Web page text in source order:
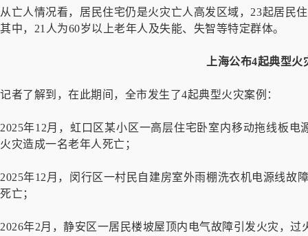
从亡人情况看，居民住宅仍是火灾亡人高发区域，23起居民
其中，21人为60岁以上老年人及失能、失智等特定群体。
上海公布4起典型火
记者了解到，在此期间，全市发生了4起典型火灾案例：
2025年12月，虹口区某小区一高层住宅卧室内移动拖线板
火灾造成一名老年人死亡；
2025年12月，闵行区一村民自建房室外雨棚洗衣机电源线故
死亡；
2026年2月，静安区一居民楼坡屋顶内电气故障引发火灾，